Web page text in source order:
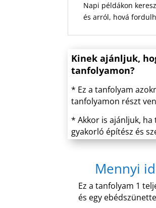
Napi példákon
és arról, hová
Kinek ajánljuk,
tanfolyamon?
* Ez a tanfolyam
tanfolyamon részt
* Akkor is ajánljuk,
gyakorló építész és
Mennyi
Ez a tanfolyam 1
és egy